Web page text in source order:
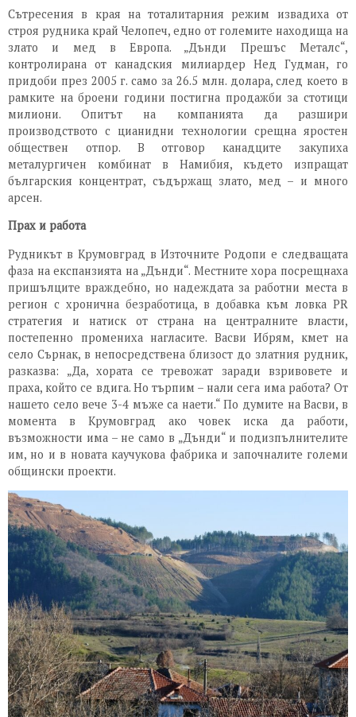
Сътресения в края на тоталитарния режим извадиха от
строя рудника край Челопеч, едно от големите находища на
злато и мед в Европа. „Дънди Прешъс Металс“,
контролирана от канадския милиардер Нед Гудман, го
придоби през 2005 г. само за 26.5 млн. долара, след което в
рамките на броени години постигна продажби за стотици
милиони. Опитът на компанията да разшири
производството с цианидни технологии срещна яростен
обществен отпор. В отговор канадците закупиха
металургичен комбинат в Намибия, където изпращат
българския концентрат, съдържащ злато, мед – и много
арсен.
Прах и работа
Рудникът в Крумовград в Източните Родопи е следващата
фаза на експанзията на „Дънди“. Местните хора посрещнаха
пришълците враждебно, но надеждата за работни места в
регион с хронична безработица, в добавка към ловка PR
стратегия и натиск от страна на централните власти,
постепенно промениха нагласите. Васви Ибрям, кмет на
село Сърнак, в непосредствена близост до златния рудник,
разказва: „Да, хората се тревожат заради взривовете и
праха, който се вдига. Но търпим – нали сега има работа? От
нашето село вече 3-4 мъже са наети.“ По думите на Васви, в
момента в Крумовград ако човек иска да работи,
възможности има – не само в „Дънди“ и подизпълнителите
им, но и в новата каучукова фабрика и започналите големи
общински проекти.